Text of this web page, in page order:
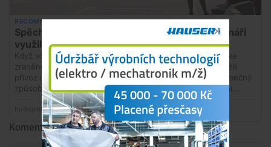
Komentáře